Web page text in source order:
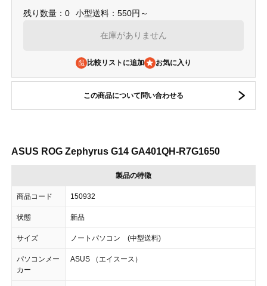
残り数量：0 小型送料：550円～
在庫がありません
比較リストに追加
この商品について問い合わせる
ASUS ROG Zephyrus G14 GA401QH-R7G1650
製品の特徴
商品コード 150932
状態 新品
サイズ ノートパソコン (中型送料)
パソコンメー
カー
ASUS （エイスース）